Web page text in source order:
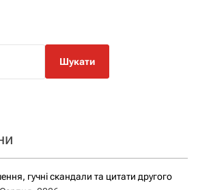
гучні скандали та цитати другого